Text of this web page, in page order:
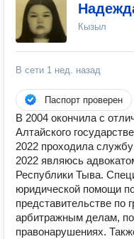
Кызыл
В сети 1 нед. назад
Паспорт проверен
В 2004 окончила с
Алтайского
2022 проходила
2022 являюсь
Республики Тыва.
юридической помощи
представительстве по
арбитражным делам,
правонарушениях.